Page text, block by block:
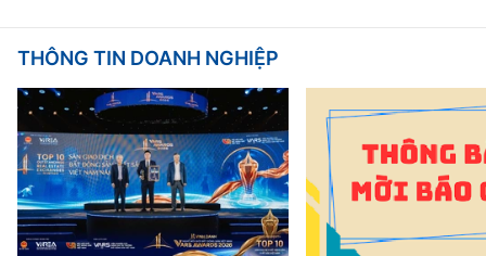
THÔNG TIN DOANH NGHIỆP